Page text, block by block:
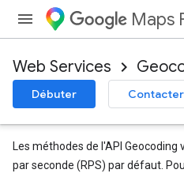
Maps
Web Services
Débuter
Les méthodes de l'API
par seconde (RPS) par défaut.